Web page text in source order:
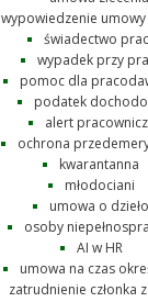
wypowiedzenie
świadectwo
wypadek przy
pomoc dla
podatek
alert
ochrona
kwarantanna
młodociani
umowa o dzieło
osoby
AI w HR
umowa na czas
zatrudnienie członka